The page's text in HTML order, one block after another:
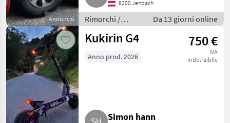
Annuncio
6200 Jenbach
Rimorchi /
Rimorchi per
auto
Da 13 giorni online
Kukirin G4 750 €
IVA
indetraibile
Anno prod. 2026
Simon hann